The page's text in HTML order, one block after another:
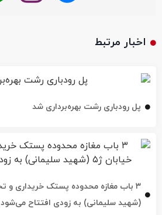
اخبار مرتبط
پل رودباری رشت بهره‌برداری شد
(شهید سلیمانی) به زودی افتتاح می‌شود